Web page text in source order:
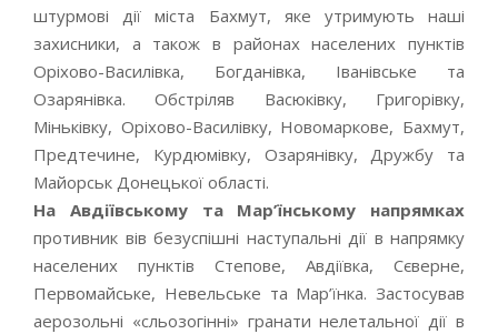
штурмові дії міста Бахмут, яке утримують наші
захисники, а також в районах населених пунктів
Оріхово-Василівка, Богданівка, Іванівське та
Озарянівка. Обстріляв Васюківку, Григорівку,
Міньківку, Оріхово-Василівку, Новомаркове, Бахмут,
Предтечине, Курдюмівку, Озарянівку, Дружбу та
Майорськ Донецької області.
На Авдіївському та Мар’їнському напрямках
противник вів безуспішні наступальні дії в напрямку
населених пунктів Степове, Авдіївка, Сєверне,
Первомайське, Невельське та Мар’їнка. Застосував
аерозольні «сльозогінні» гранати нелетальної дії в